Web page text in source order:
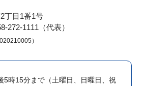
丁目1番1号
272-1111（代表）
）
5時15分まで （土曜日、日曜日、祝